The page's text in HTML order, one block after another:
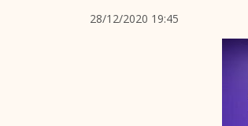
28/12/2020 19:45